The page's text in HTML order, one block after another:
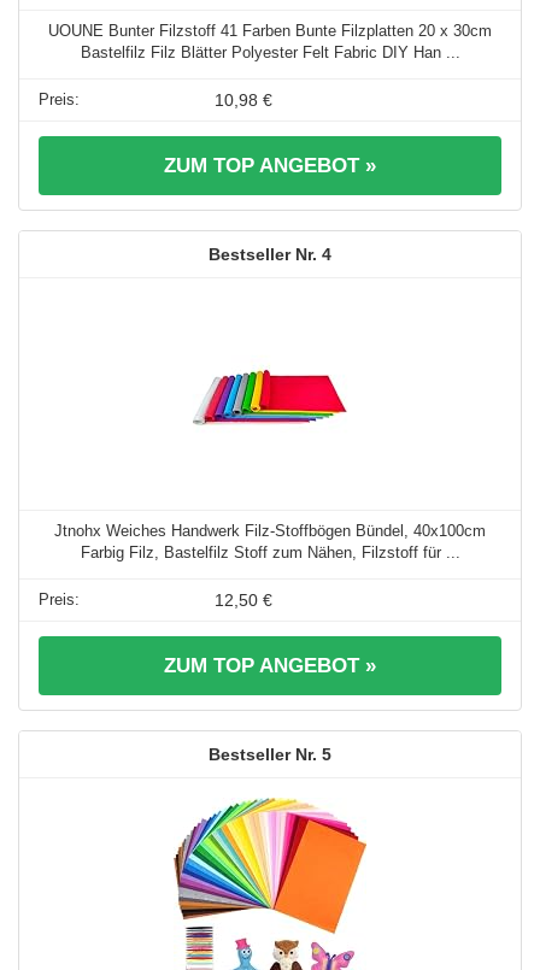
UOUNE Bunter Filzstoff 41 Farben Bunte Filzplatten 20 x 30cm
Bastelfilz Filz Blätter Polyester Felt Fabric DIY Han ...
10,98 €
ZUM TOP ANGEBOT »
4
Jtnohx Weiches Handwerk Filz-Stoffbögen Bündel, 40x100cm
Farbig Filz, Bastelfilz Stoff zum Nähen, Filzstoff für ...
12,50 €
ZUM TOP ANGEBOT »
5